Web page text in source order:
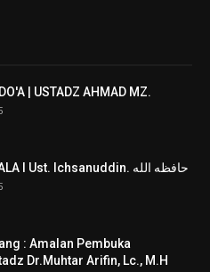
| USTADZ AHMAD MZ.
DOA TOLAK 4 BALA I Ust. Ichsanuddin. حافظه الله
: Amalan Pembuka
Dr.Muhtar Arifin, Lc., M.H